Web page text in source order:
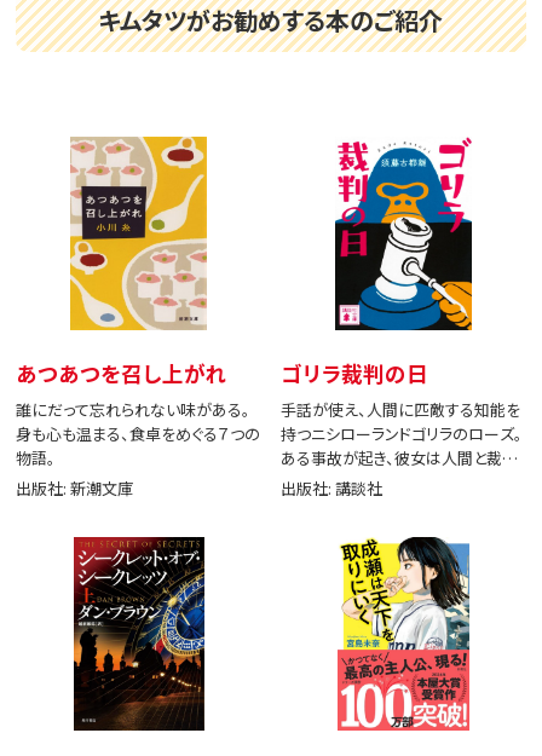
キムタツがお勧めする本のご紹介
あつあつを召し上がれ
誰にだって忘れられない味がある。
身も心も温まる、食卓をめぐる７つの
物語。
出版社: 新潮文庫
ゴリラ裁判の日
手話が使え、人間に匹敵する知能を
持つニシローランドゴリラのローズ。
ある事故が起き、彼女は人間と裁判
で闘う。
出版社: 講談社